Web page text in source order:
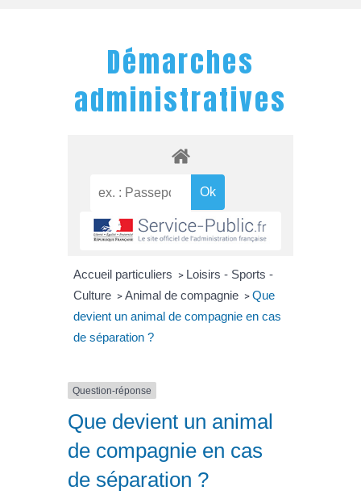
Démarches
administratives
Accueil particuliers > Loisirs - Sports -
Culture > Animal de compagnie > Que
devient un animal de compagnie en cas
de séparation ?
Question-réponse
Que devient un animal
de compagnie en cas
de séparation ?